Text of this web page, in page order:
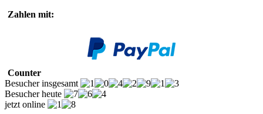
Zahlen mit:
Counter
Besucher insgesamt
Besucher heute
jetzt online